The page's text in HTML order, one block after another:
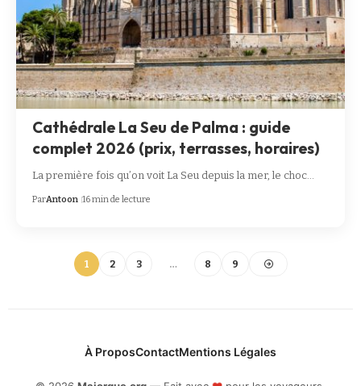
Cathédrale La Seu de Palma : guide
complet 2026 (prix, terrasses, horaires)
La première fois qu’on voit La Seu depuis la mer, le choc…
ParAntoon 16 min de lecture
1 2 3 … 8 9
À ProposContactMentions Légales